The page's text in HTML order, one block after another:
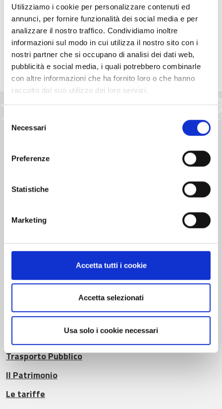
Utilizziamo i cookie per personalizzare contenuti ed
annunci, per fornire funzionalità dei social media e per
analizzare il nostro traffico. Condividiamo inoltre
informazioni sul modo in cui utilizza il nostro sito con i
nostri partner che si occupano di analisi dei dati web,
pubblicità e social media, i quali potrebbero combinarle
con altre informazioni che ha fornito loro o che hanno
raccolto dal suo utilizzo dei loro servizi.
delNecessari
Preferenze
Statistiche
Marketing
Accetta tutti i cookie
Accetta selezionati
Usa solo i cookie necessari
Condividi
Pubblicato: 05 Maggio 2020 — Ultima modifica: 21 Agosto 2025
Attività
Segnalazioni e contatti
Il Trasporto Pubblico Locale
Trasporto Pubblico
Il Patrimonio
Le tariffe